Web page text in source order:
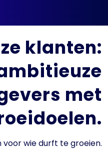
klanten:
met
wie durft te groeien.